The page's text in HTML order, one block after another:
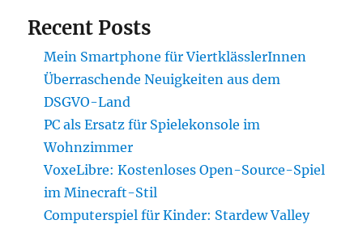
Recent Posts
Mein Smartphone für ViertklässlerInnen
Überraschende Neuigkeiten aus dem
DSGVO-Land
PC als Ersatz für Spielekonsole im
Wohnzimmer
VoxeLibre: Kostenloses Open-Source-Spiel
im Minecraft-Stil
Computerspiel für Kinder: Stardew Valley